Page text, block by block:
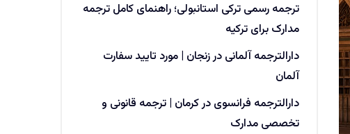
ترجمه رسمی ترکی استانبولی؛ راهنمای کامل ترجمه
مدارک برای ترکیه
دارالترجمه آلمانی در زنجان | مورد تایید سفارت
آلمان
دارالترجمه فرانسوی در کرمان | ترجمه قانونی و
تخصصی مدارک